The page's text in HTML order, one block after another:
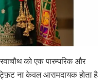
को एक पारम्परिक और
ना केवल आरामदायक होता है